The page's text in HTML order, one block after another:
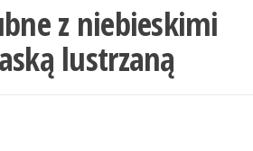
z niebieskimi
lustrzaną